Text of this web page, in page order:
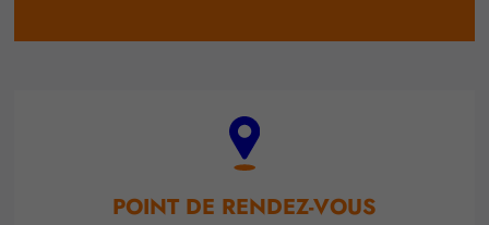
POINT DE RENDEZ-VOUS